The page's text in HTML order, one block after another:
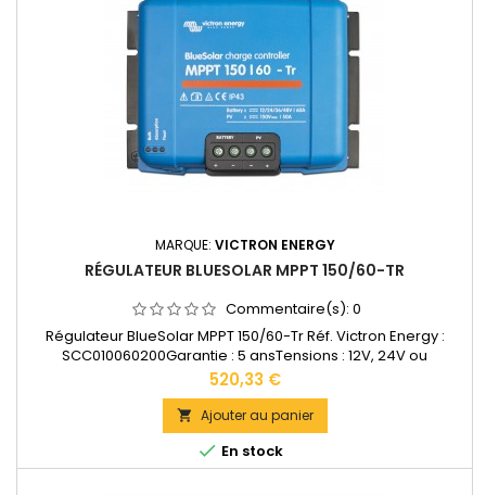
MARQUE: VICTRON ENERGY
RÉGULATEUR BLUESOLAR MPPT 150/60-TR
Commentaire(s): 0
Régulateur BlueSolar MPPT 150/60-Tr Réf. Victron Energy :
SCC010060200Garantie : 5 ansTensions : 12V, 24V ou
48VAccepte en 12V jusqu'à 860W de panneaux solaires.
Accepte en 24V jusqu'à 1720W de panneaux solaires.
Accepte en 48V jusqu'à 3440W de panneaux
solairesDimensions : 185 x 250 x 95 mmPoids : 3 kg...
Prix
520,33 €
 Ajouter au panier
 En stock